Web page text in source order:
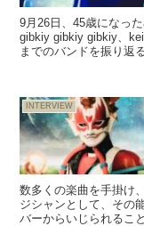
9月26日、45歳になっ
gibkiy gibkiy gibkiy、
までのバンドを振り返
INTERVIEW
数多くの楽曲を手掛け
ジシャンとして、その
バーからいじられるこ